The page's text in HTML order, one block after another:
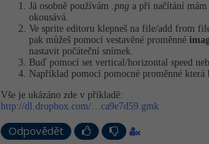
Já osobně používám .png a při načítání mám
okousává.
Ve sprite editoru klepneš na file/add from
pak můžeš pomocí vestavěné proměnné
nastavit počáteční snímek.
Buď pomocí set vertical/horizontal speed
Například pomocí pomocné proměnné
Vše je ukázáno zde v příkladě:
http://dl.dropbox.com/…ca9e7d59.gmk
Odpovědět